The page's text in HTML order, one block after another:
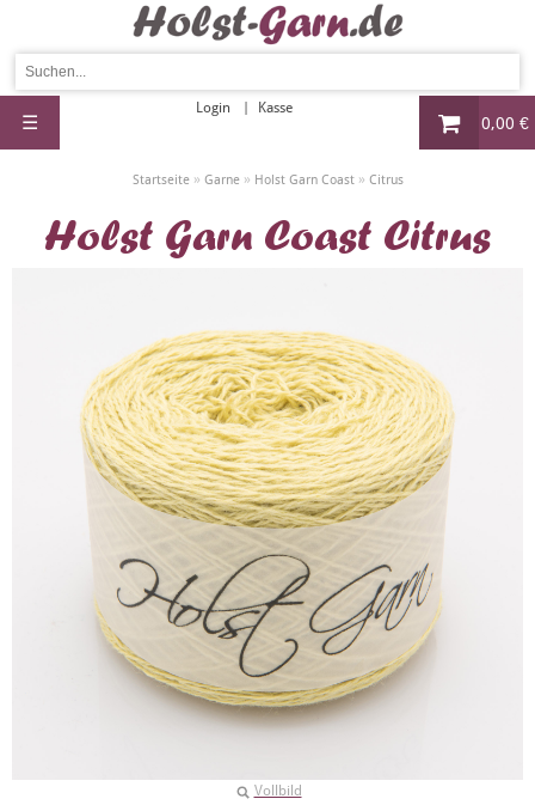
0,00 €
Login Kasse
☰
Startseite» Garne» Holst Garn Coast» Citrus
Holst Garn Coast Citrus
Vollbild